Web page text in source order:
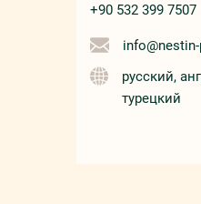
+90 532 399 7507
русский,
турецкий